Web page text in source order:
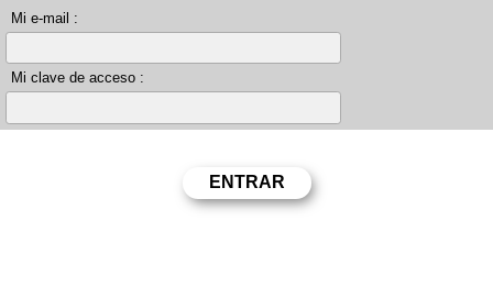
Mi e-mail :
Mi clave de acceso :